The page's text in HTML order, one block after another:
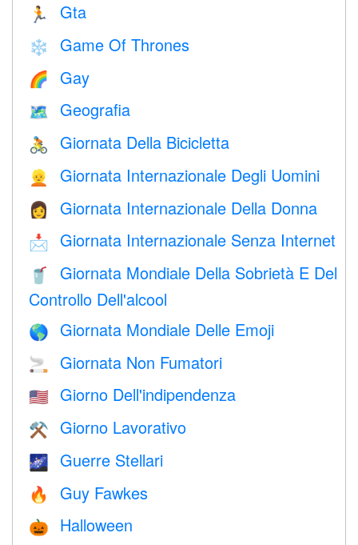
🏃 Gta
❄️ Game Of Thrones
🌈 Gay
🗺 Geografia
🚴 Giornata Della Bicicletta
👱 Giornata Internazionale Degli Uomini
👩 Giornata Internazionale Della Donna
📩 Giornata Internazionale Senza Internet
🥤
Giornata Mondiale Della Sobrietà E Del
Controllo Dell'alcool
🌎 Giornata Mondiale Delle Emoji
🚬 Giornata Non Fumatori
🇺🇸 Giorno Dell'indipendenza
⚒️ Giorno Lavorativo
🌌 Guerre Stellari
🔥 Guy Fawkes
🎃 Halloween